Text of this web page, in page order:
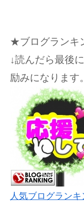
★ブログランキ
↓読んだら最後
励みになります
人気ブログランキ